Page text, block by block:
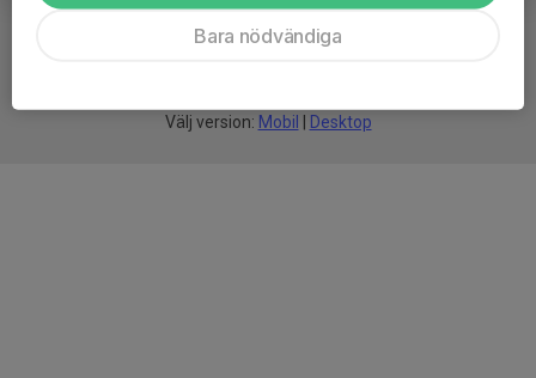
Välj version: Mobil Desktop
Bara nödvändiga